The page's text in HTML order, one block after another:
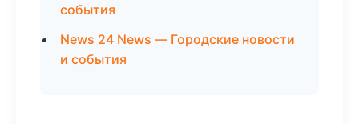
события
News 24 News — Городские новости
и события